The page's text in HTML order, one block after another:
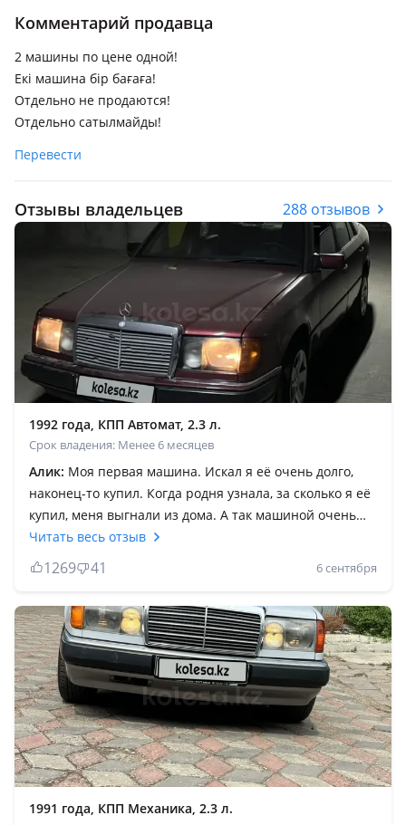
Комментарий продавца
2 машины по цене одной!
Екі машина бір бағаға!
Отдельно не продаются!
Отдельно сатылмайды!
Перевести
Отзывы владельцев 288 отзывов
1992 года, КПП Автомат, 2.3 л.
Срок владения: Менее 6 месяцев
Алик: Моя первая машина. Искал я её очень долго,
наконец-то купил. Когда родня узнала, за сколько я её
купил, меня выгнали из дома. А так машиной очень
целом доволен. Будучи молодым пацаном купить этот
Мерседес надо быть очень смелым, или финасово
неграмотным В плане езды, максимально классно себя
ведёт. Рулится как на картинге, при этом с
максимальным комфортом. Расход радует, трасса 7-8л,
город 11-12л. Ямы глотает. На этой машине можно
кататься как в спортивке, также и в костюме.
Универсально. Единственное, что понял для себя,
если я снова захочу такой автомобиль, я буду заходить
с бюджетом 4-5млн, а не брать на последние шиши.
Минусы: • Стоит ли брать на автомате? Можно без
проблем, но будь готов к тому, что коробас будет
Контрактные коробки нынче оставляют желать
Читать весь отзыв
1269 41 6 сентября
1991 года, КПП Механика, 2.3 л.